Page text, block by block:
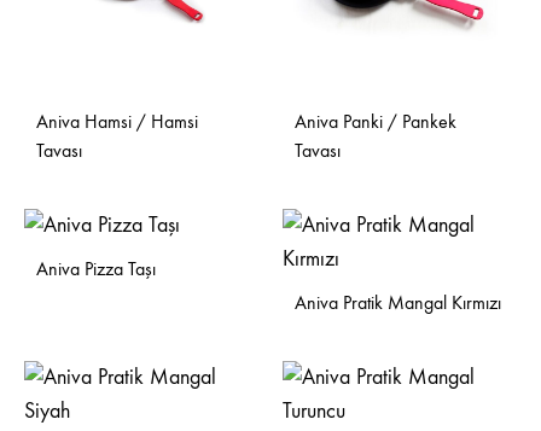
Aniva Hamsi / Hamsi
Tavası
Aniva Panki / Pankek
Tavası
Aniva Pizza Taşı
Aniva Pratik Mangal Kırmızı